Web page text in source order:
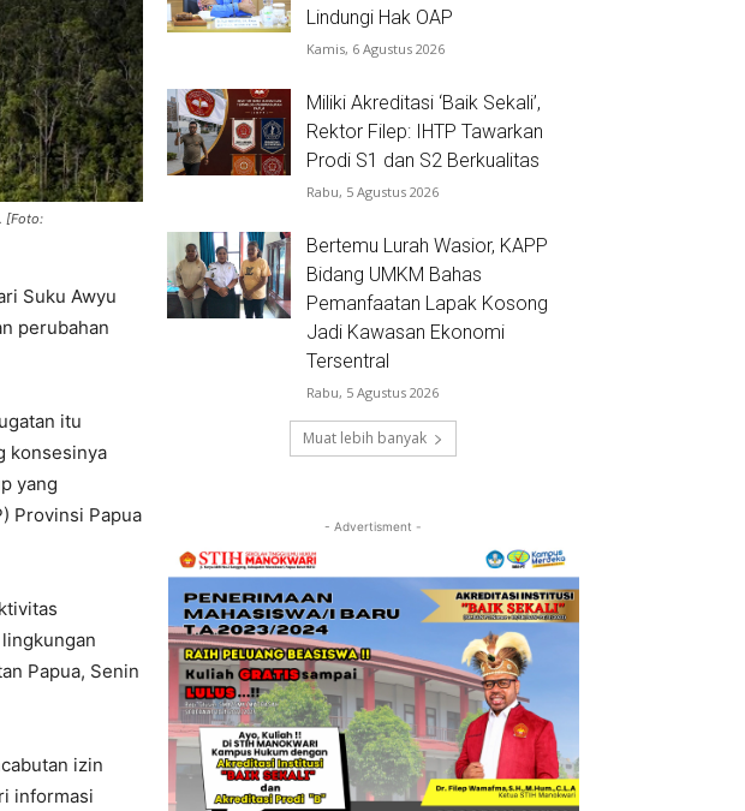
[Foto:
Suku Awyu
perubahan
itu
konsesinya
yang
Provinsi Papua
Papua, Senin
izin
informasi
Lindungi Hak OAP
Kamis, 6 Agustus 2026
Miliki Akreditasi ‘Baik Sekali’,
Rektor Filep: IHTP Tawarkan
Prodi S1 dan S2 Berkualitas
Rabu, 5 Agustus 2026
Bertemu Lurah Wasior, KAPP
Bidang UMKM Bahas
Pemanfaatan Lapak Kosong
Jadi Kawasan Ekonomi
Tersentral
Rabu, 5 Agustus 2026
Muat lebih banyak
- Advertisment -